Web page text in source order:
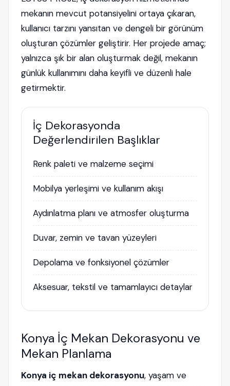
mekanın mevcut potansiyelini ortaya çıkaran,
kullanıcı tarzını yansıtan ve dengeli bir görünüm
oluşturan çözümler geliştirir. Her projede amaç;
yalnızca şık bir alan oluşturmak değil, mekanın
günlük kullanımını daha keyifli ve düzenli hale
getirmektir.
İç Dekorasyonda
Değerlendirilen Başlıklar
Renk paleti ve malzeme seçimi
Mobilya yerleşimi ve kullanım akışı
Aydınlatma planı ve atmosfer oluşturma
Duvar, zemin ve tavan yüzeyleri
Depolama ve fonksiyonel çözümler
Aksesuar, tekstil ve tamamlayıcı detaylar
Konya İç Mekan Dekorasyonu ve
Mekan Planlama
Konya iç mekan dekorasyonu, yaşam ve